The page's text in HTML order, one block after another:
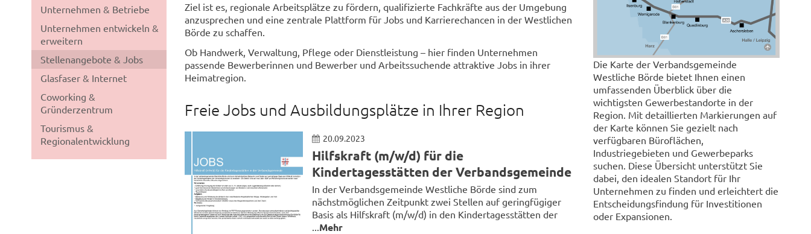
Unternehmen & Betriebe
Unternehmen entwickeln &
erweitern
Stellenangebote & Jobs
Glasfaser & Internet
Coworking &
Gründerzentrum
Tourismus &
Regionalentwicklung
Ziel ist es, regionale Arbeitsplätze zu fördern, qualifizierte Fachkräfte aus der Umgebung
anzusprechen und eine zentrale Plattform für Jobs und Karrierechancen in der Westlichen
Börde zu schaffen.
Ob Handwerk, Verwaltung, Pflege oder Dienstleistung – hier finden Unternehmen
passende Bewerberinnen und Bewerber und Arbeitssuchende attraktive Jobs in ihrer
Heimatregion.
Freie Jobs und Ausbildungsplätze in Ihrer Region
20.09.2023
Hilfskraft (m/w/d) für die
Kindertagesstätten der Verbandsgemeinde
In der Verbandsgemeinde Westliche Börde sind zum
nächstmöglichen Zeitpunkt zwei Stellen auf geringfügiger
Basis als Hilfskraft (m/w/d) in den Kindertagesstätten der
Mehr
Die Karte der Verbandsgemeinde
Westliche Börde bietet Ihnen einen
umfassenden Überblick über die
wichtigsten Gewerbestandorte in der
Region. Mit detaillierten Markierungen auf
der Karte können Sie gezielt nach
verfügbaren Büroflächen,
Industriegebieten und Gewerbeparks
suchen. Diese Übersicht unterstützt Sie
dabei, den idealen Standort für Ihr
Unternehmen zu finden und erleichtert die
Entscheidungsfindung für Investitionen
oder Expansionen.